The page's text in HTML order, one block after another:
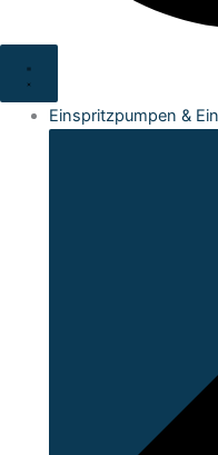
Einspritzpumpen &